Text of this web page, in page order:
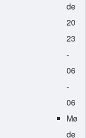
de
20
23
-
06
-
06
Mø
de